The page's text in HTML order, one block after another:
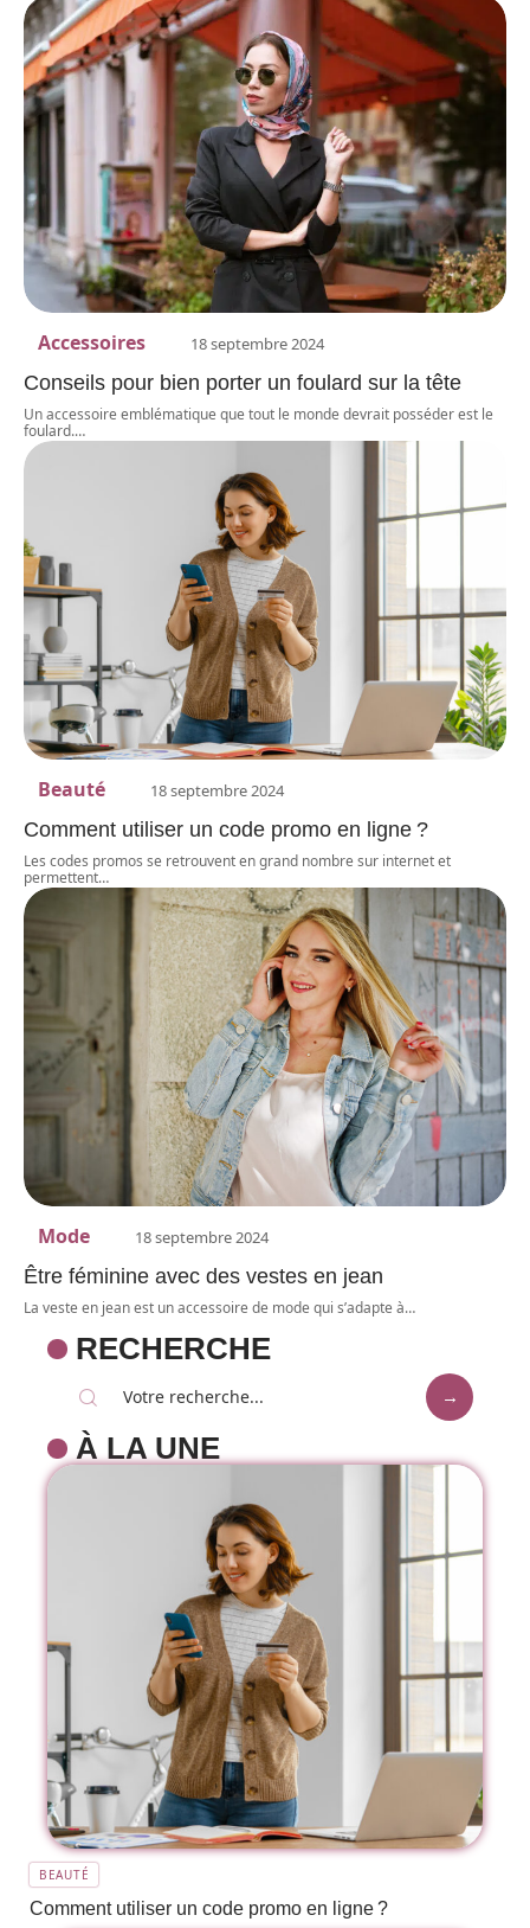
Accessoires 18 septembre 2024
Conseils pour bien porter un foulard sur la tête
Un accessoire emblématique que tout le monde devrait posséder est le
foulard.…
Beauté 18 septembre 2024
Comment utiliser un code promo en ligne ?
Les codes promos se retrouvent en grand nombre sur internet et
permettent…
Mode 18 septembre 2024
Être féminine avec des vestes en jean
La veste en jean est un accessoire de mode qui s’adapte à…
RECHERCHE
À LA UNE
BEAUTÉ
Comment utiliser un code promo en ligne ?